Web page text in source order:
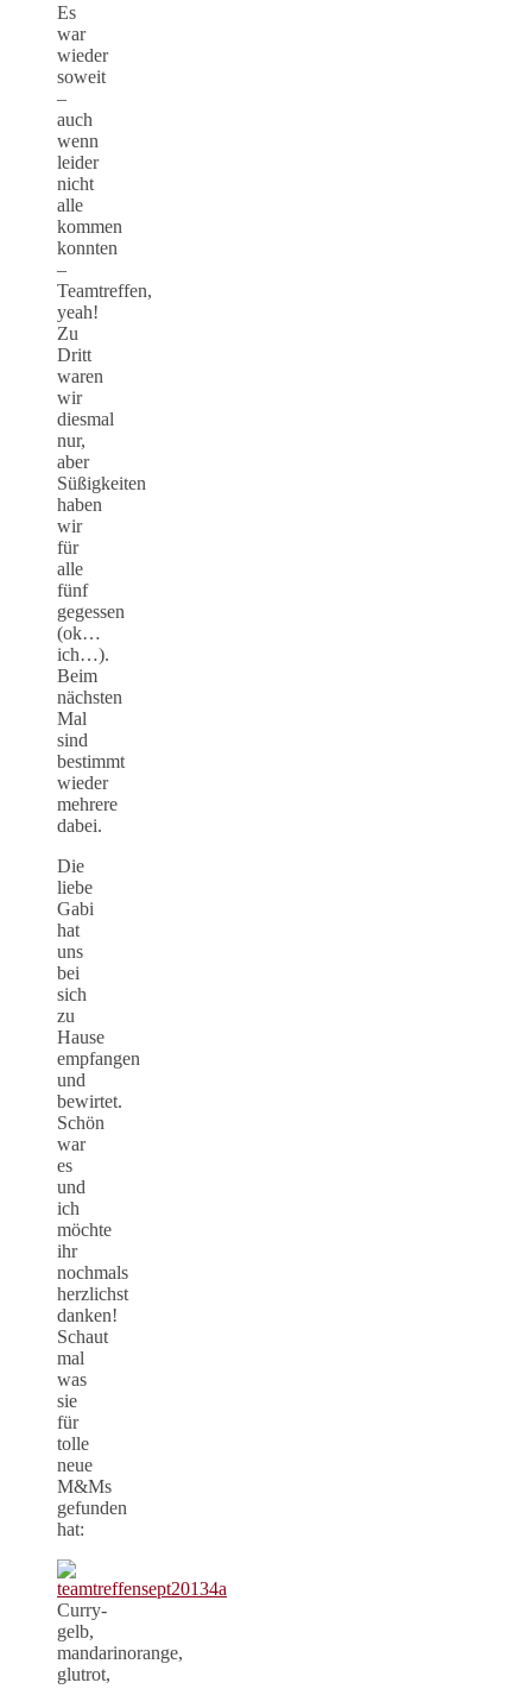
Es
war
wieder
soweit
–
auch
wenn
leider
nicht
alle
kommen
konnten
–
Teamtreffen,
yeah!
Zu
Dritt
waren
wir
diesmal
nur,
aber
Süßigkeiten
haben
wir
für
alle
fünf
gegessen
(ok…
ich…).
Beim
nächsten
Mal
sind
bestimmt
wieder
mehrere
dabei.
Die
liebe
Gabi
hat
uns
bei
sich
zu
Hause
empfangen
und
bewirtet.
Schön
war
es
und
ich
möchte
ihr
nochmals
herzlichst
danken!
Schaut
mal
was
sie
für
tolle
neue
M&Ms
gefunden
hat:
Curry-
gelb,
mandarinorange,
glutrot,